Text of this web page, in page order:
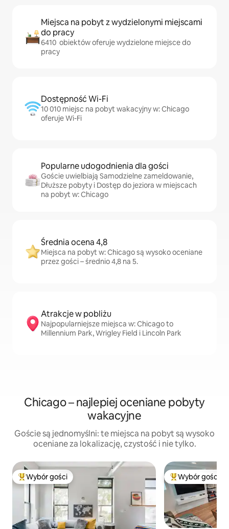
Miejsca na pobyt z wydzielonymi miejscami
do pracy
6410 obiektów oferuje wydzielone miejsce do
pracy
Dostępność Wi-Fi
10 010 miejsc na pobyt wakacyjny w: Chicago
oferuje Wi-Fi
Popularne udogodnienia dla gości
Goście uwielbiają Samodzielne zameldowanie,
Dłuższe pobyty i Dostęp do jeziora w miejscach
na pobyt w: Chicago
Średnia ocena 4,8
Miejsca na pobyt w: Chicago są wysoko oceniane
przez gości – średnio 4,8 na 5.
Atrakcje w pobliżu
Najpopularniejsze miejsca w: Chicago to
Millennium Park, Wrigley Field i Lincoln Park
Chicago – najlepiej oceniane pobyty
wakacyjne
Goście są jednomyślni: te miejsca na pobyt są wysoko
oceniane za lokalizację, czystość i nie tylko.
Najpopularniejsze z kategorii Wybór gości
Wybór gości Wybór gości